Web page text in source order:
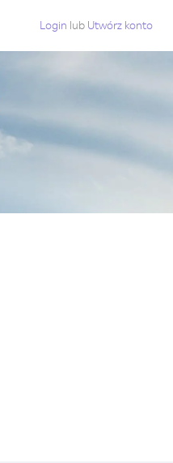
Login lub Utwórz konto